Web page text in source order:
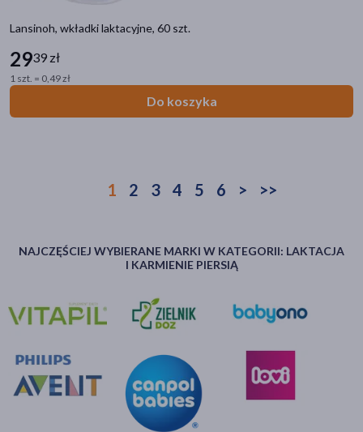
Lansinoh, wkładki laktacyjne, 60 szt.
2939 zł
1 szt. = 0,49 zł
Do koszyka
1 2 3 4 5 6 > >>
NAJCZĘŚCIEJ WYBIERANE MARKI W KATEGORII: LAKTACJA
I KARMIENIE PIERSIĄ